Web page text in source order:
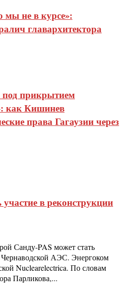
не в курсе»:
главархитектора
прикрытием
как Кишинев
права Гагаузии через
в реконструкции
Санду-PAS может стать
Чернаводской АЭС. Энергоком
Nuclearelectrica. По словам
Парликова,...